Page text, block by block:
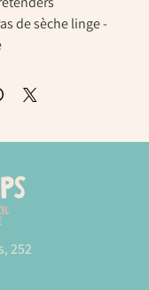
de sèche linge -
252